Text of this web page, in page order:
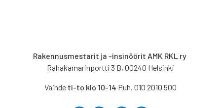
Rakennusmestarit ja -insinöörit AMK RKL ry
Rahakamarinportti 3 B, 00240 Helsinki
Vaihde ti-to klo 10-14 Puh. 010 2010 500